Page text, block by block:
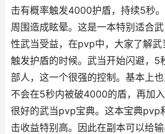
击有概率触发4000护盾，持续5秒
周围造成眩晕。这是一本特别适合
性武当受益，在pvp中，大家了解武
触发护盾的时候。武当开始闪避，5
部人，这一个很强的控制。基本上
不会在5秒内被破4000的盾，再加
很好的武当pvp宝典。这本宝典pvp
击收益特别高。因此在副本可以给